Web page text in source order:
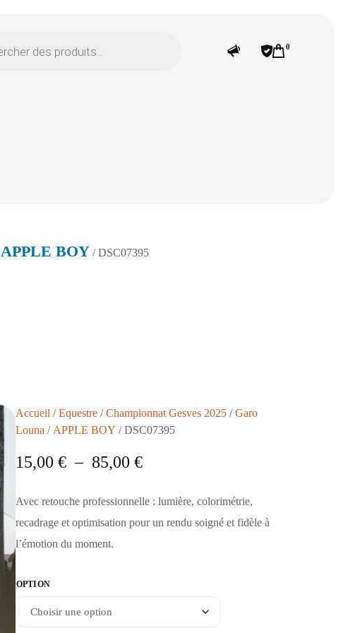
0
APPLE BOY / DSC07395
Accueil /Equestre/Championnat Gesves 2025/Garo
Louna / APPLE BOY / DSC07395
15,00 € – 85,00 €
Avec retouche professionnelle : lumière, colorimétrie,
recadrage et optimisation pour un rendu soigné et fidèle à
l’émotion du moment.
OPTION